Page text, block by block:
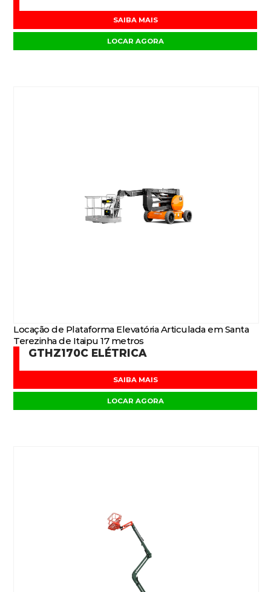
SAIBA MAIS
LOCAR AGORA
Locação de Plataforma Elevatória Articulada em Santa
Terezinha de Itaipu 17 metros
GTHZ170C ELÉTRICA
SAIBA MAIS
LOCAR AGORA